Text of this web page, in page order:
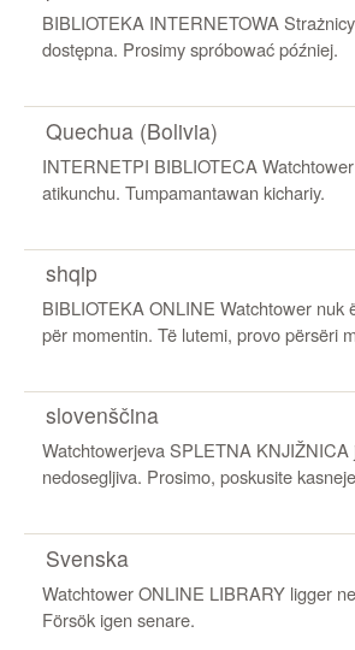
BIBLIOTEKA INTERNETOWA
dostępna. Prosimy spróbować później.
Quechua (Bolivia)
INTERNETPI BIBLIOTECA
atikunchu. Tumpamantawan kichariy.
shqip
BIBLIOTEKA ONLINE Watchtower nuk
për momentin. Të lutemi, provo përsëri
slovenščina
Watchtowerjeva SPLETNA KNJIŽNICA
nedosegljiva. Prosimo, poskusite
Svenska
Watchtower ONLINE LIBRARY ligger
Försök igen senare.